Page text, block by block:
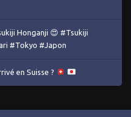
Honganji 😍 #Tsukiji
#Tokyo #Japon
en Suisse ?